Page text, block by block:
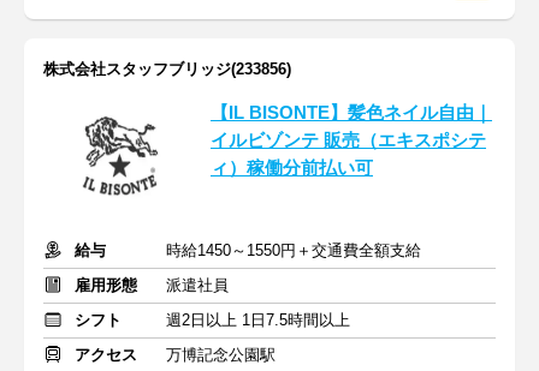
株式会社スタッフブリッジ(233856)
【IL BISONTE】髪色ネイル自由｜
イルビゾンテ 販売（エキスポシテ
ィ）稼働分前払い可
給与
時給1450～1550円＋交通費全額支給
雇用形態
派遣社員
シフト
週2日以上 1日7.5時間以上
アクセス
万博記念公園駅